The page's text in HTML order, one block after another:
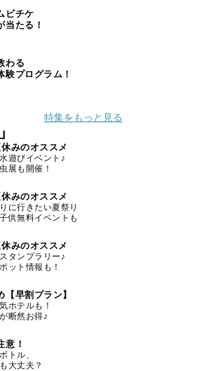
ビチケ
当たる！
わる
験プログラム！
特集をもっと見る
みのオススメ
遊びイベント♪
展も開催！
みのオススメ
に行きたい夏祭り
供無料イベントも
みのオススメ
タンプラリー♪
ット情報も！
【早割プラン】
ホテルも！
断然お得♪
意！
トル、
大丈夫？